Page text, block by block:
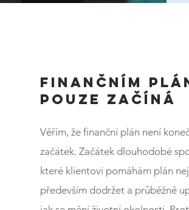
finančním
pouze začíná
Věřím, že finanční plán není
začátek. Začátek dlouhodobé
které klientovi pomáhám plán
především dodržet a průběžně